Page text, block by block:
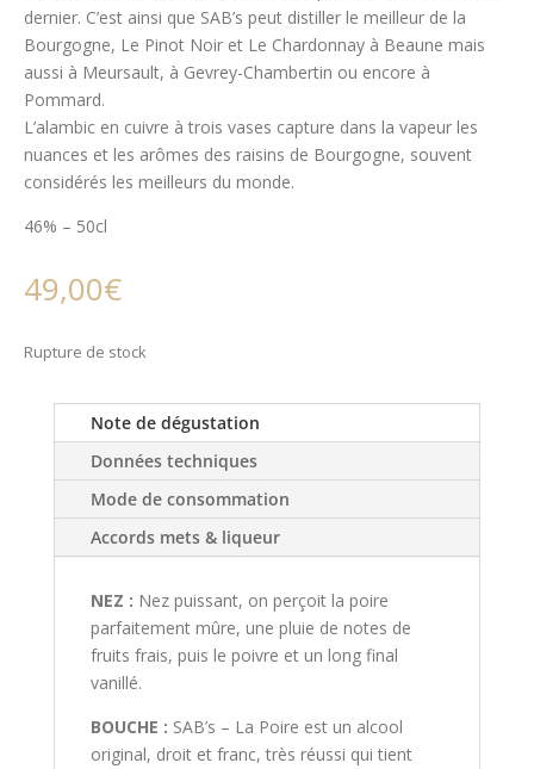
dernier. C’est ainsi que SAB’s peut distiller le meilleur de la
Bourgogne, Le Pinot Noir et Le Chardonnay à Beaune mais
aussi à Meursault, à Gevrey-Chambertin ou encore à
Pommard.
L’alambic en cuivre à trois vases capture dans la vapeur les
nuances et les arômes des raisins de Bourgogne, souvent
considérés les meilleurs du monde.
46% – 50cl
49,00€
Rupture de stock
Note de dégustation
Données techniques
Mode de consommation
Accords mets & liqueur
NEZ : Nez puissant, on perçoit la poire
parfaitement mûre, une pluie de notes de
fruits frais, puis le poivre et un long final
vanillé.
BOUCHE : SAB’s – La Poire est un alcool
original, droit et franc, très réussi qui tient